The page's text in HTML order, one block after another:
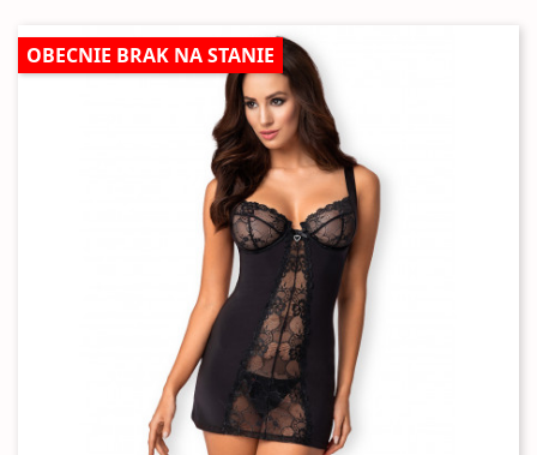
OBECNIE BRAK NA STANIE